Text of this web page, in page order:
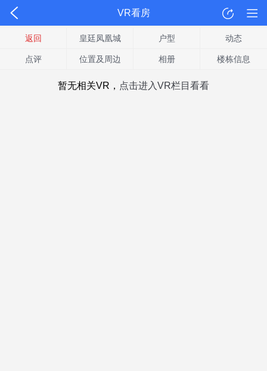
VR看房
返回 皇廷凤凰城 户型 动态
点评 位置及周边 相册 楼栋信息
暂无相关VR， 点击进入VR栏目看看